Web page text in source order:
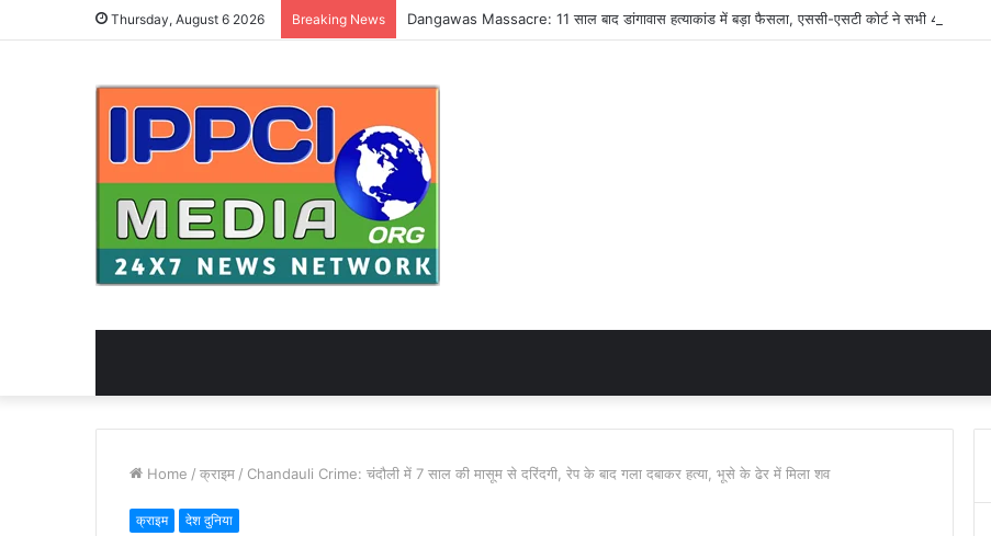
Thursday, August 6 2026 Breaking News
Home / क्राइम / Chandauli Crime: चंदौली में 7 साल की मासूम से दरिंदगी, रेप के बाद गला दबाकर हत्या, भूसे के ढेर में मिला शव
क्राइम देश दुनिया